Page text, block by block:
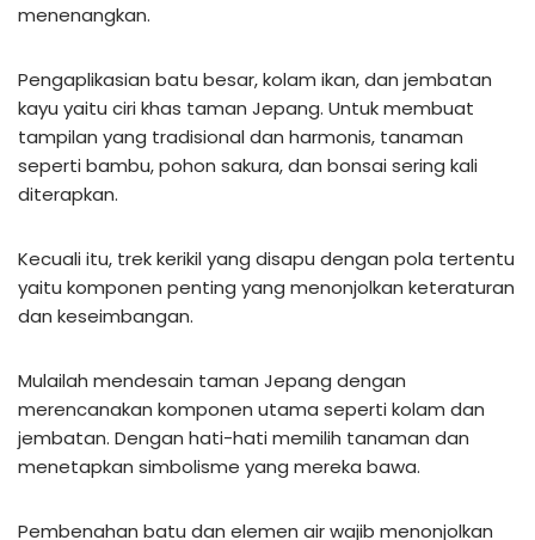
menenangkan.
Pengaplikasian batu besar, kolam ikan, dan jembatan
kayu yaitu ciri khas taman Jepang. Untuk membuat
tampilan yang tradisional dan harmonis, tanaman
seperti bambu, pohon sakura, dan bonsai sering kali
diterapkan.
Kecuali itu, trek kerikil yang disapu dengan pola tertentu
yaitu komponen penting yang menonjolkan keteraturan
dan keseimbangan.
Mulailah mendesain taman Jepang dengan
merencanakan komponen utama seperti kolam dan
jembatan. Dengan hati-hati memilih tanaman dan
menetapkan simbolisme yang mereka bawa.
Pembenahan batu dan elemen air wajib menonjolkan